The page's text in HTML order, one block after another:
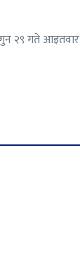
२९ गते आइतवार